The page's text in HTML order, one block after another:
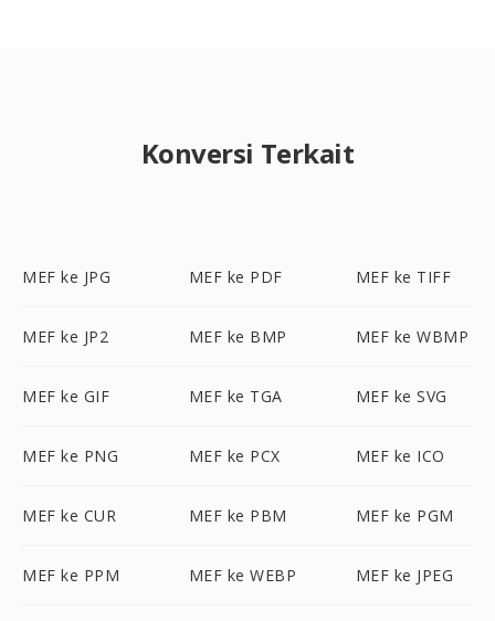
Konversi Terkait
MEF ke JPG MEF ke PDF MEF ke TIFF
MEF ke JP2 MEF ke BMP MEF ke WBMP
MEF ke GIF MEF ke TGA MEF ke SVG
MEF ke PNG MEF ke PCX MEF ke ICO
MEF ke CUR MEF ke PBM MEF ke PGM
MEF ke PPM MEF ke WEBP MEF ke JPEG